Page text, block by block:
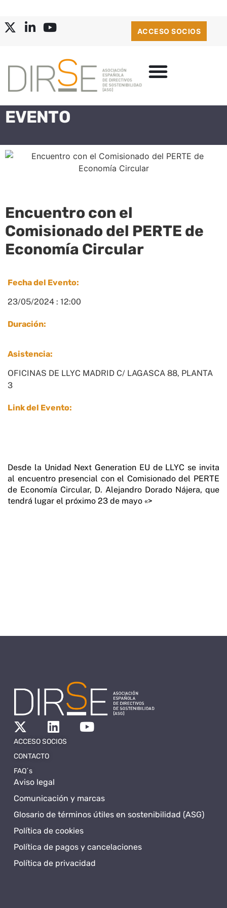
ACCESO SOCIOS
EVENTO
Encuentro con el
Comisionado del PERTE de
Economía Circular
Fecha del Evento:
23/05/2024 : 12:00
Duración:
Asistencia:
OFICINAS DE LLYC MADRID C/ LAGASCA 88, PLANTA
3
Link del Evento:
Desde la Unidad Next Generation EU de LLYC se invita
al encuentro presencial con el Comisionado del PERTE
de Economía Circular, D. Alejandro Dorado Nájera, que
tendrá lugar el próximo 23 de mayo «>
Aviso legal
Comunicación y marcas
Glosario de términos útiles en sostenibilidad (ASG)
Política de cookies
Política de pagos y cancelaciones
Política de privacidad
ACCESO SOCIOS
CONTACTO
FAQ´s